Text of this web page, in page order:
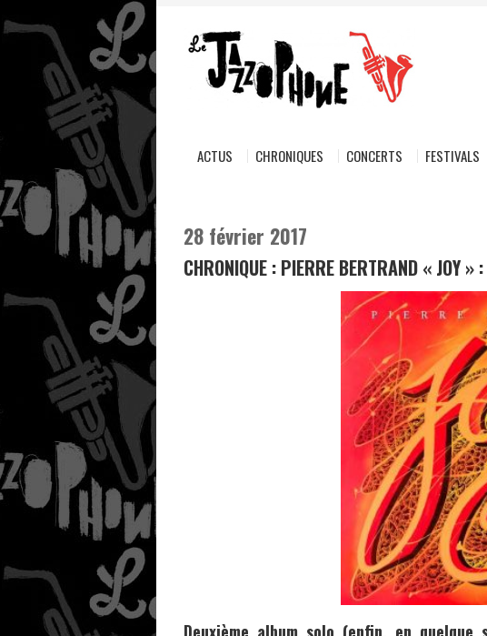
ACTUS CHRONIQUES CONCERTS FESTIVALS
28 février 2017
CHRONIQUE : PIERRE BERTRAND « JOY »